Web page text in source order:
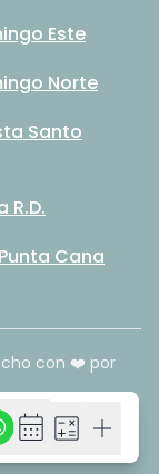
calendar_month calculate add
calendar_month calculate add
Este
Norte
Santo
Cana
con ❤️ por